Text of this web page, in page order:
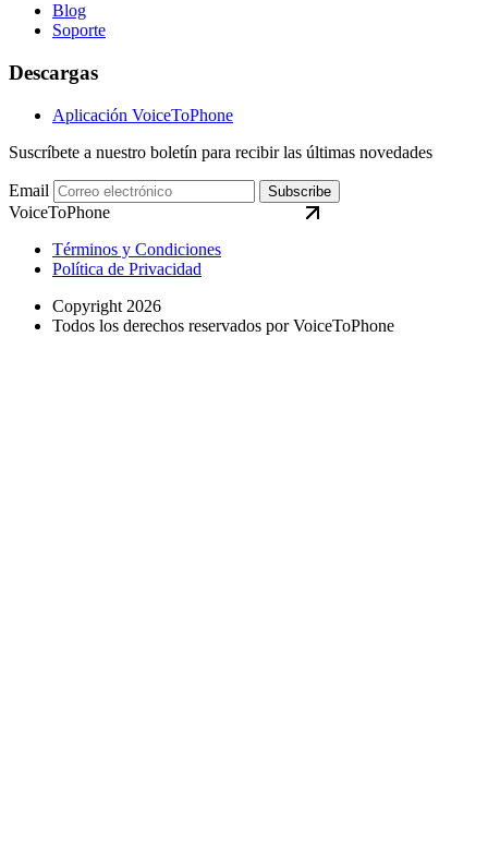
Blog
Soporte
Descargas
Aplicación VoiceToPhone
Suscríbete a nuestro boletín para recibir las últimas novedades
Email Subscribe
VoiceToPhone
Términos y Condiciones
Política de Privacidad
Copyright 2026
Todos los derechos reservados por VoiceToPhone